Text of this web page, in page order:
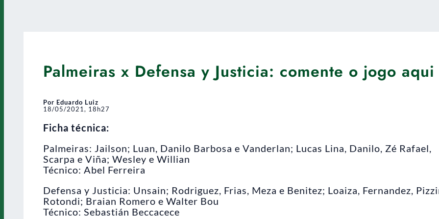
Palmeiras x Defensa y Justicia: comente o jogo aqui
Por Eduardo Luiz
18/05/2021, 18h27
Ficha técnica:
Palmeiras: Jailson; Luan, Danilo Barbosa e Vanderlan; Lucas Lina, Danilo, Zé Rafael,
Scarpa e Viña; Wesley e Willian
Técnico: Abel Ferreira
Defensa y Justicia: Unsain; Rodriguez, Frias, Meza e Benitez; Loaiza, Fernandez,
Rotondi; Braian Romero e Walter Bou
Técnico: Sebastián Beccacece